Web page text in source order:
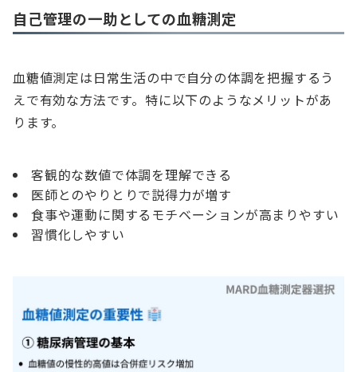
自己管理の一助としての血糖測定
血糖値測定は日常生活の中で自分の体調を把握するう
えで有効な方法です。特に以下のようなメリットがあ
ります。
客観的な数値で体調を理解できる
医師とのやりとりで説得力が増す
食事や運動に関するモチベーションが高まりやすい
習慣化しやすい